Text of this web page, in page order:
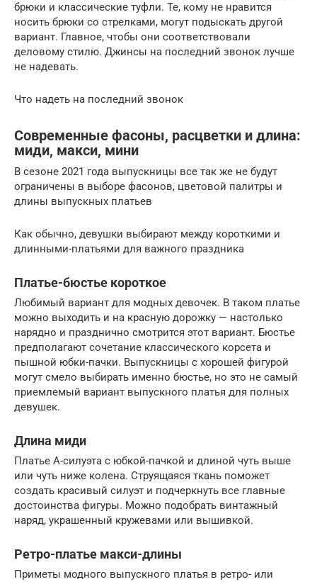
брюки и классические туфли. Те, кому не нравится
носить брюки со стрелками, могут подыскать другой
вариант. Главное, чтобы они соответствовали
деловому стилю. Джинсы на последний звонок лучше
не надевать.
Что надеть на последний звонок
Современные фасоны, расцветки и длина:
миди, макси, мини
В сезоне 2021 года выпускницы все так же не будут
ограничены в выборе фасонов, цветовой палитры и
длины выпускных платьев
Как обычно, девушки выбирают между короткими и
длинными-платьями для важного праздника
Платье-бюстье короткое
Любимый вариант для модных девочек. В таком платье
можно выходить и на красную дорожку — настолько
нарядно и празднично смотрится этот вариант. Бюстье
предполагают сочетание классического корсета и
пышной юбки-пачки. Выпускницы с хорошей фигурой
могут смело выбирать именно бюстье, но это не самый
приемлемый вариант выпускного платья для полных
девушек.
Длина миди
Платье А-силуэта с юбкой-пачкой и длиной чуть выше
или чуть ниже колена. Струящаяся ткань поможет
создать красивый силуэт и подчеркнуть все главные
достоинства фигуры. Можно подобрать винтажный
наряд, украшенный кружевами или вышивкой.
Ретро-платье макси-длины
Приметы модного выпускного платья в ретро- или